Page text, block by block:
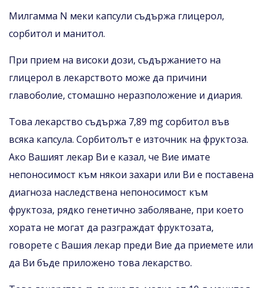
Милгамма N меки капсули съдържа глицерол,
сорбитол и манитол.
При прием на високи дози, съдържанието на
глицерол в лекарството може да причини
главоболие, стомашно неразположение и диария.
Това лекарство съдържа 7,89 mg сорбитол във
всяка капсула. Сорбитолът е източник на фруктоза.
Ако Вашият лекар Ви е казал, че Вие имате
непоносимост към някои захари или Ви е поставена
диагноза наследствена непоносимост към
фруктоза, рядко генетично заболяване, при което
хората не могат да разграждат фруктозата,
говорете с Вашия лекар преди Вие да приемете или
да Ви бъде приложено това лекарство.